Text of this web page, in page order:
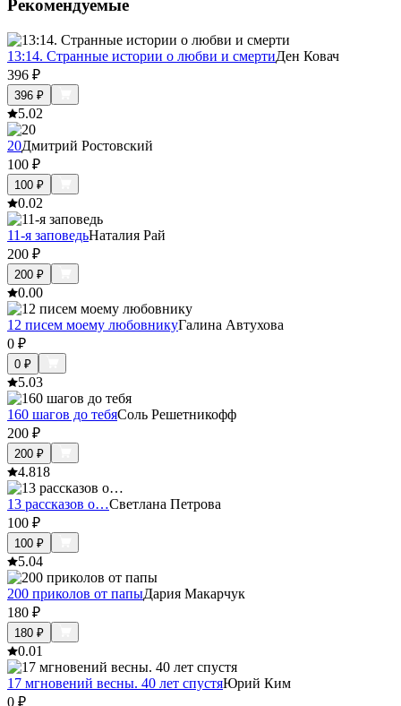
Рекомендуемые
13:14. Странные истории о любви и смертиДен Ковач
396 ₽
396 ₽
5.02
20Дмитрий Ростовский
100 ₽
100 ₽
0.02
11-я заповедьНаталия Рай
200 ₽
200 ₽
0.00
12 писем моему любовникуГалина Автухова
0 ₽
0 ₽
5.03
160 шагов до тебяСоль Решетникофф
200 ₽
200 ₽
4.818
13 рассказов о…Светлана Петрова
100 ₽
100 ₽
5.04
200 приколов от папыДария Макарчук
180 ₽
180 ₽
0.01
17 мгновений весны. 40 лет спустяЮрий Ким
0 ₽